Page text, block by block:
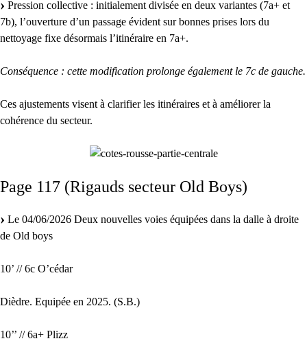
Pression collective : initialement divisée en deux variantes (7a+ et
7b), l’ouverture d’un passage évident sur bonnes prises lors du
nettoyage fixe désormais l’itinéraire en 7a+.
Conséquence : cette modification prolonge également le 7c de gauche.
Ces ajustements visent à clarifier les itinéraires et à améliorer la
cohérence du secteur.
Page 117 (Rigauds secteur Old Boys)
Le 04/06/2026 Deux nouvelles voies équipées dans la dalle à droite
de Old boys
10’ // 6c O’cédar
Dièdre. Equipée en 2025. (S.B.)
10’’ // 6a+ Plizz